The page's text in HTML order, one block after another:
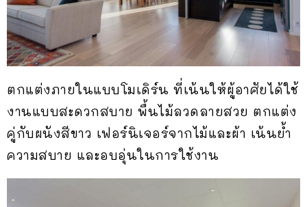
ตกแต่งภายในแบบโมเดิร์น ที่เน้นให้ผู้อาศัยได้ใช้
งานแบบสะดวกสบาย พื้นไม้ลวดลายสวย ตกแต่ง
คู่กับผนังสีขาว เฟอร์นิเจอร์จากไม้และผ้า เน้นย้ำ
ความสบาย และอบอุ่นในการใช้งาน